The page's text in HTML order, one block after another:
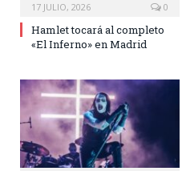
17 JULIO, 2026 0
Hamlet tocará al completo
«El Inferno» en Madrid